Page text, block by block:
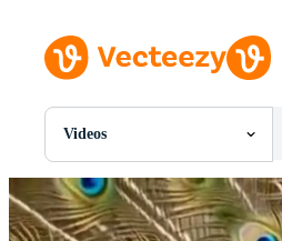
Videos
Alle Bilder
Fotos
PNGs
PSDs